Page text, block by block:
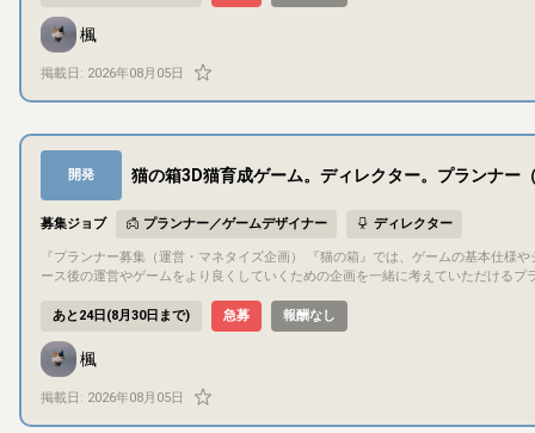
み、音声チャンネルは利用しない想定です その他、大容量ファイルの送受信には主にGoogleドライブを利用しま
ます。なるべく確認するようにいたしますが、予めご了承いただきたく存じます
ます。 既存UIデザインのブラッシュアップ 未確定画面のレイアウト設計 ワイヤーフレームから完成デザインへの整理 ボタン、タブ、パネル、ポップアップなどの
配置 画面ごとの情報優先度の整理 スマートフォン画面に合わせたサイズ・余白調
デザイン統一 プランナーやプログラマーとの仕様確認 担当画面の例として、以下のようなものがあります。 メイン育成画面 猫の個別情報・インタラクション画面
ご飯購入・カート・配送画面 家具クラフト・解体画面 バッグ・持ち物画面 猫図
面 設定画面 各種ポップアップ すべてを一人で担当していただくわけではありません。 既存資料と現在のFigmaデータを確認し、相談しながら担当範囲を決定しま
が中心です。
楓
掲載日: 2026年08月05日
開発 猫の箱3D猫育成ゲーム。ディレクター。プランナー
募集ジョブ プランナー／ゲームデザイナー ディレクター
『プランナー募集（運営・マネタイズ企画） 『猫の箱』では、ゲームの基本仕様やシステムは概ね決定しており、現在は開発を進めています。 そこで今回は、リリ
ース後の運営やゲームをより良くしていくための企画を一緒に考えていただけるプランナーを募集します。 「どうすればもっ
出していただくポジションです。 主な活動内容 リリース後のイベント企画・運営案の提案 マネタイズや課金要素のアイデア出し プレイヤー数・継続率向上のため
の施策提案 新機能やコンテンツ追加の企画 ユーザー目線での改善案・フィード
ームの企画や運営に興味がある方 「もっと面白くできる」というアイデアを考え
ームでコミュニケーションを取りながら制作できる方 ※ゲームプランナーとしての実務経験は必須ではありません。ゲームをより面白くするための企画や改善案を
積極的に提案していただける方を歓迎
あと24日(8月30日まで) 急募 報酬なし
楓
掲載日: 2026年08月05日